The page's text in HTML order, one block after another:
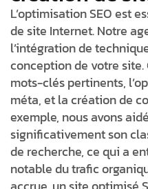
L’optimisation SEO est
de site Internet. Notre
l’intégration de
conception de votre
mots-clés pertinents,
méta, et la création de
exemple, nous avons
significativement son
de recherche, ce qui a
notable du trafic